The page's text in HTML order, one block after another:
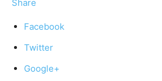
Share
Facebook
Twitter
Google+